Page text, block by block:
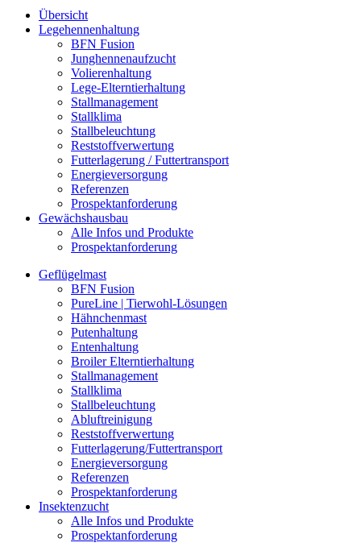
Übersicht
Legehennenhaltung
BFN Fusion
Junghennenaufzucht
Volierenhaltung
Lege-Elterntierhaltung
Stallmanagement
Stallklima
Stallbeleuchtung
Reststoffverwertung
Futterlagerung / Futtertransport
Energieversorgung
Referenzen
Prospektanforderung
Gewächshausbau
Alle Infos und Produkte
Prospektanforderung
Geflügelmast
BFN Fusion
PureLine | Tierwohl-Lösungen
Hähnchenmast
Putenhaltung
Entenhaltung
Broiler Elterntierhaltung
Stallmanagement
Stallklima
Stallbeleuchtung
Abluftreinigung
Reststoffverwertung
Futterlagerung/Futtertransport
Energieversorgung
Referenzen
Prospektanforderung
Insektenzucht
Alle Infos und Produkte
Prospektanforderung